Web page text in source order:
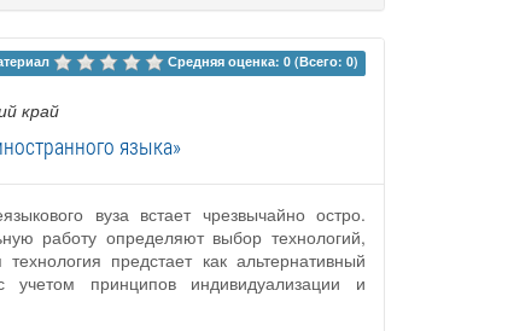
Средняя оценка: 0 (Всего: 0)
край
языка»
вуза встает чрезвычайно остро.
работу определяют выбор технологий,
предстает как альтернативный
учетом принципов индивидуализации и